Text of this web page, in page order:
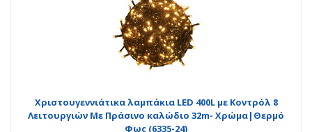
Χριστουγεννιάτικα λαμπάκια LED 400L με Κοντρόλ 8
Λειτουργιών Με Πράσινο καλώδιο 32m- Χρώμα|Θερμό
Φως (6335-24)